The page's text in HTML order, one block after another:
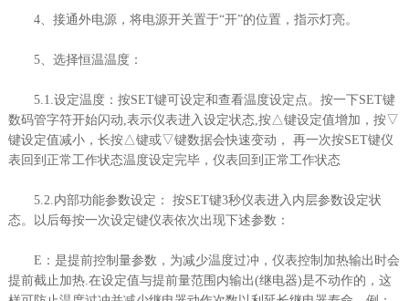
4、接通外电源，将电源开关置于“开”的位置，指示灯亮。
5、选择恒温温度：
5.1.设定温度：按SET键可设定和查看温度设定点。按一下SET键
数码管字符开始闪动,表示仪表进入设定状态,按△键设定值增加，按▽
键设定值减小，长按△键或▽键数据会快速变动， 再一次按SET键仪
表回到正常工作状态温度设定完毕，仪表回到正常工作状态
5.2.内部功能参数设定： 按SET键3秒仪表进入内层参数设定状
态。以后每按一次设定键仪表依次出现下述参数：
E：是提前控制量参数，为减少温度过冲，仪表控制加热输出时会
提前截止加热.在设定值与提前量范围内输出(继电器)是不动作的，这